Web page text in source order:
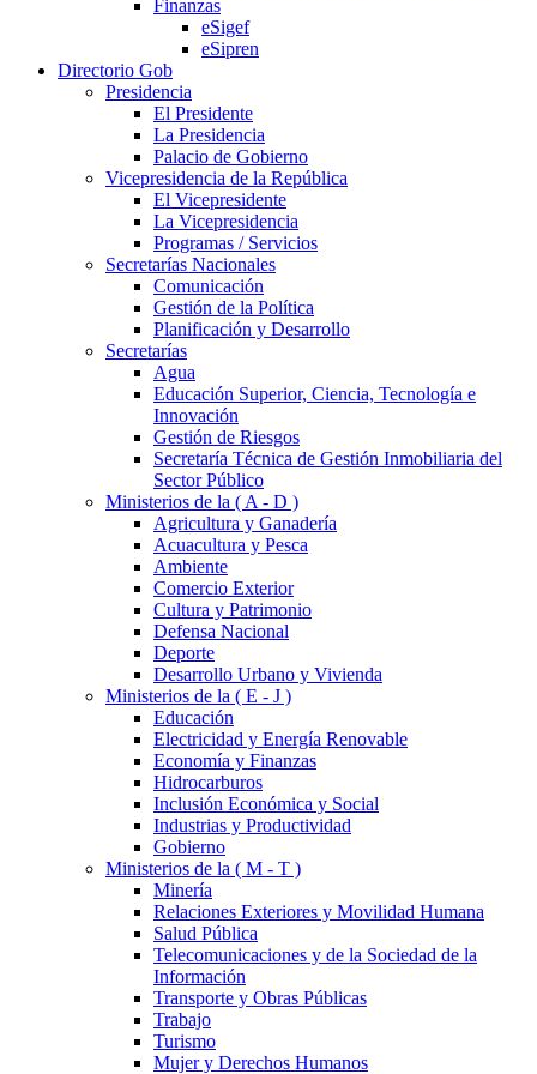
Finanzas
eSigef
eSipren
Directorio Gob
Presidencia
El Presidente
La Presidencia
Palacio de Gobierno
Vicepresidencia de la República
El Vicepresidente
La Vicepresidencia
Programas / Servicios
Secretarías Nacionales
Comunicación
Gestión de la Política
Planificación y Desarrollo
Secretarías
Agua
Educación Superior, Ciencia, Tecnología e
Innovación
Gestión de Riesgos
Secretaría Técnica de Gestión Inmobiliaria del
Sector Público
Ministerios de la ( A - D )
Agricultura y Ganadería
Acuacultura y Pesca
Ambiente
Comercio Exterior
Cultura y Patrimonio
Defensa Nacional
Deporte
Desarrollo Urbano y Vivienda
Ministerios de la ( E - J )
Educación
Electricidad y Energía Renovable
Economía y Finanzas
Hidrocarburos
Inclusión Económica y Social
Industrias y Productividad
Gobierno
Ministerios de la ( M - T )
Minería
Relaciones Exteriores y Movilidad Humana
Salud Pública
Telecomunicaciones y de la Sociedad de la
Información
Transporte y Obras Públicas
Trabajo
Turismo
Mujer y Derechos Humanos